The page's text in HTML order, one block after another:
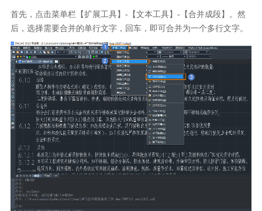
首先，点击菜单栏【扩展工具】 - 【文本工具】 - 【合并成段】。然
后，选择需要合并的单行文字，回车，即可合并为一个多行文字。